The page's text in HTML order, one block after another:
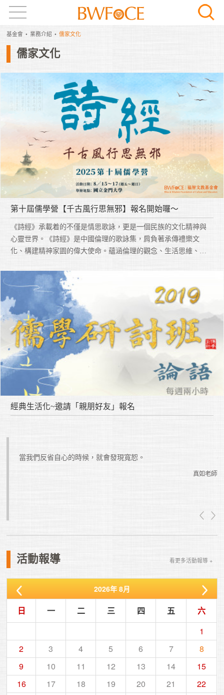
基金會 業務介紹 儒家文化
儒家文化
第十屆儒學營【千古風行思無邪】報名開始囉～
《詩經》承載着的不僅是情思歌詠，更是一個民族的文化精神與
心靈世界。《詩經》是中國倫理的歌詠集，肩負著承傳禮樂文
化、構建精神家園的偉大使命。蘊涵倫理的觀念、生活思維、生
細讀經典，重建仁誠的精神世界！思無邪則立其誠，至誠則天理
至，能為天下人帶來最高的和樂與價值！
經典生活化~邀請「親朋好友」報名
當我們反省自心的時候，就會發現寬恕。
真如老師
活動報導 看更多活動報導 +
2026年 8月
日 一 二 三 四 五
六
1
2
3 4 5 6 7
8
9
10 11 12 13 14
15
16
17 18 19 20 21
22